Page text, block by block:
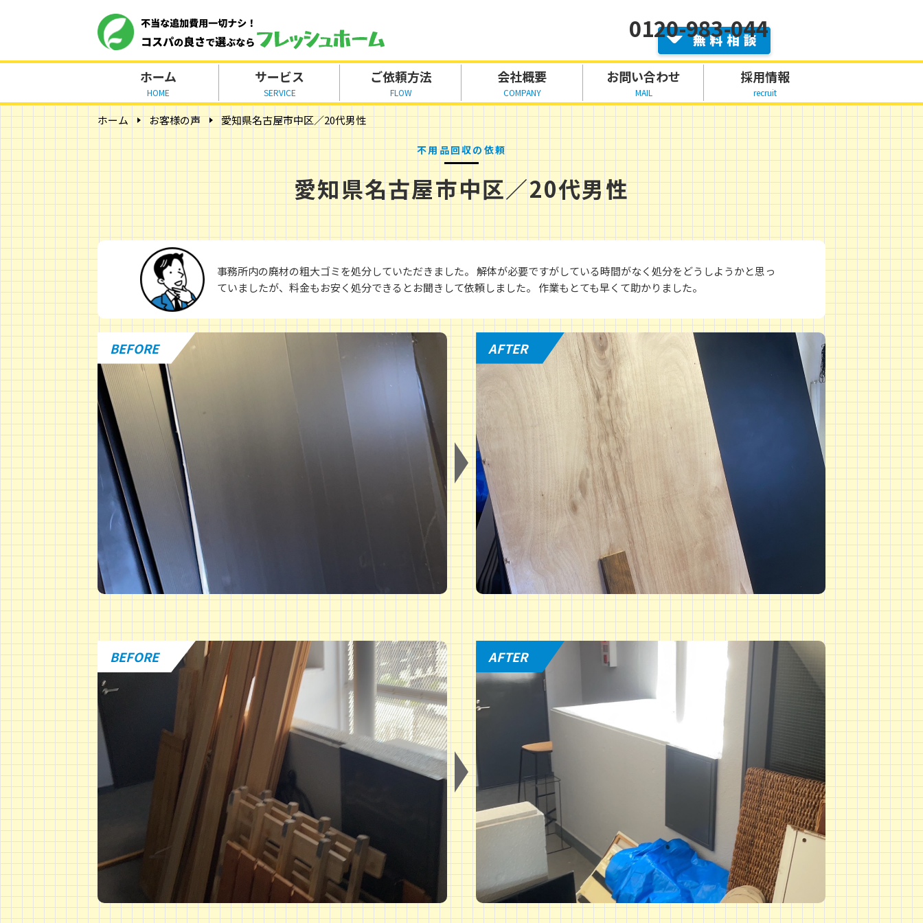
0120-983-044
ホーム
HOME
サービス
SERVICE
ご依頼方法
FLOW
会社概要
COMPANY
お問い合わせ
MAIL
採用情報
recruit
ホーム お客様の声 愛知県名古屋市中区／20代男性
不用品回収の依頼
愛知県名古屋市中区／20代男性
事務所内の廃材の粗大ゴミを処分していただきました。 解体が必要ですがしている時間がなく処分をどうしようかと思っ
ていましたが、料金もお安く処分できるとお聞きして依頼しました。 作業もとても早くて助かりました。
BEFORE AFTER
BEFORE AFTER